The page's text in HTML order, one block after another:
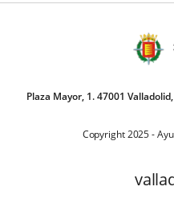
Plaza Mayor, 1. 47001
Copyright 2025 -